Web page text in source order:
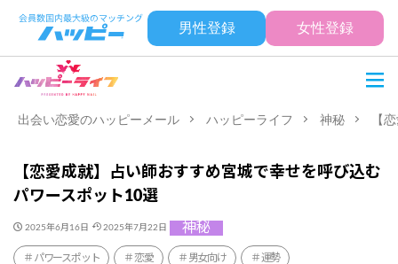
男性登録 女性登録
出会い恋愛のハッピーメール ハッピーライフ 神秘 【
【恋愛成就】占い師おすすめ宮城で幸せを呼び込む
パワースポット10選
2025年6月16日 2025年7月22日 神秘
パワースポット 恋愛 男女向け 運勢